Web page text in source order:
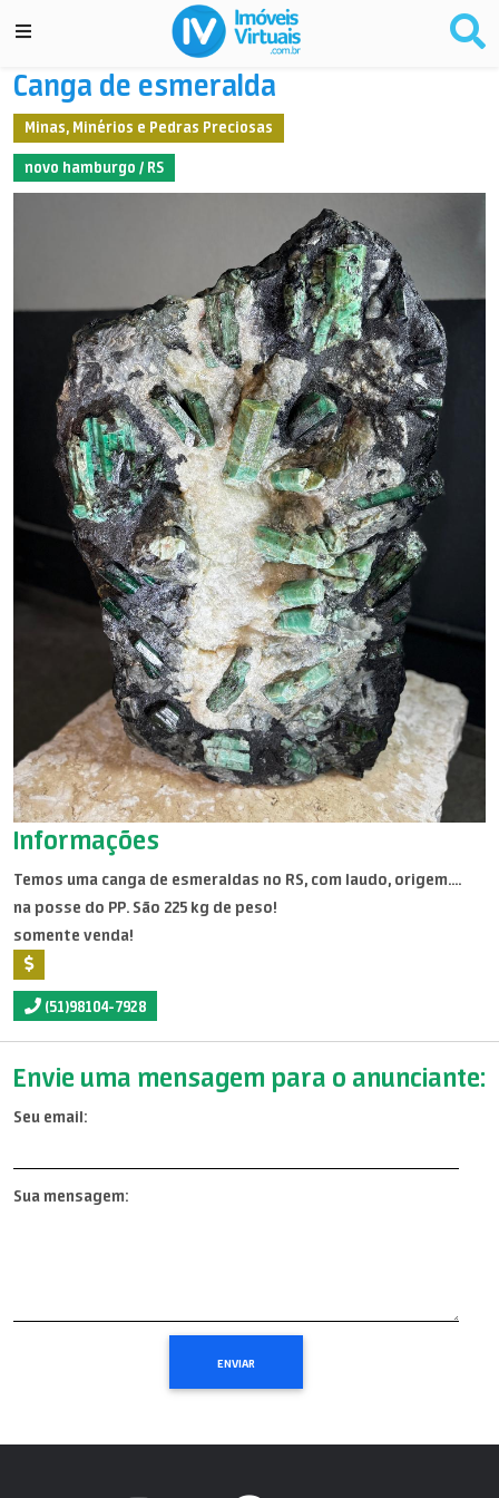
Canga de esmeralda
Minas, Minérios e Pedras Preciosas
novo hamburgo / RS
Informações
Temos uma canga de esmeraldas no RS, com laudo, origem....
na posse do PP. São 225 kg de peso!
somente venda!
(51)98104-7928
Envie uma mensagem para o anunciante:
Seu email:
Sua mensagem: